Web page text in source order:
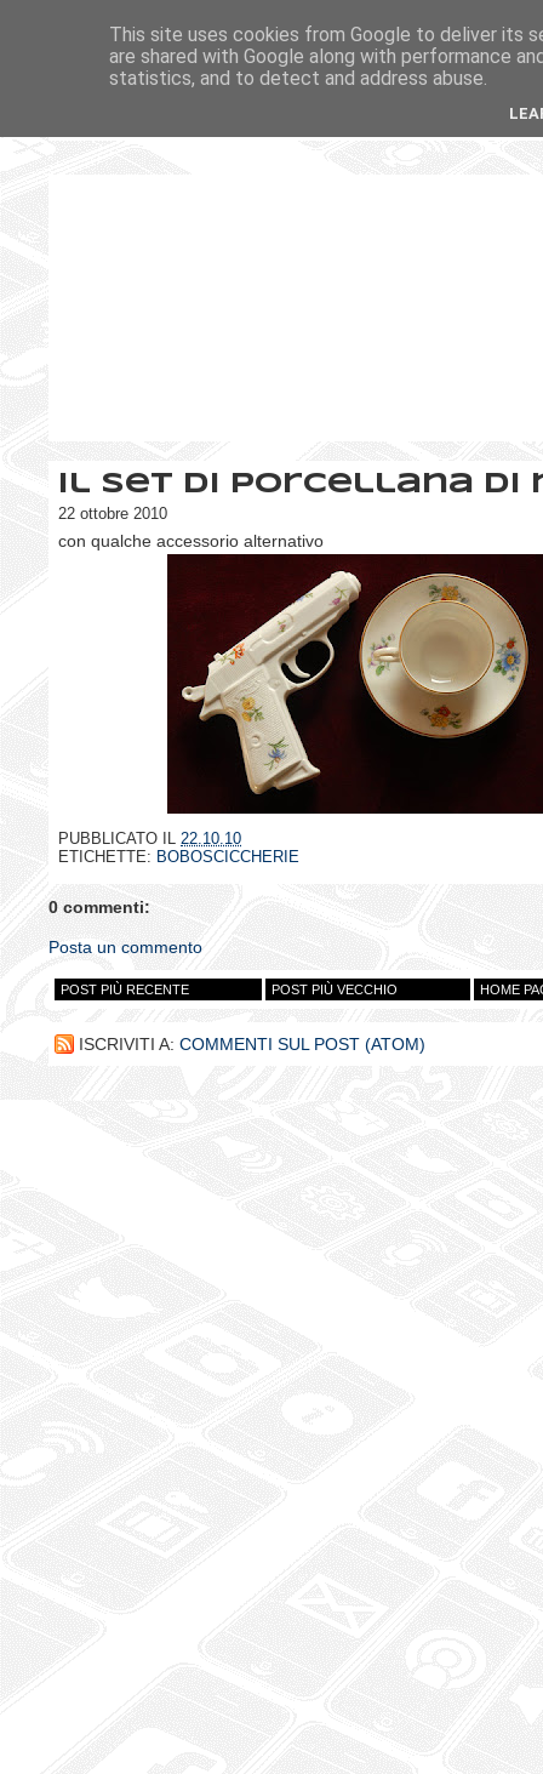
Il set di porcellana di
22 ottobre 2010
con qualche accessorio alternativo
PUBBLICATO IL 22.10.10
ETICHETTE: BOBOSCICCHERIE
0 commenti:
Posta un commento
POST PIÙ RECENTE POST PIÙ VECCHIO HOME
ISCRIVITI A: COMMENTI SUL POST (ATOM)
This site uses cookies from Google to deliver its
are shared with Google along with performance
statistics, and to detect and address abuse.